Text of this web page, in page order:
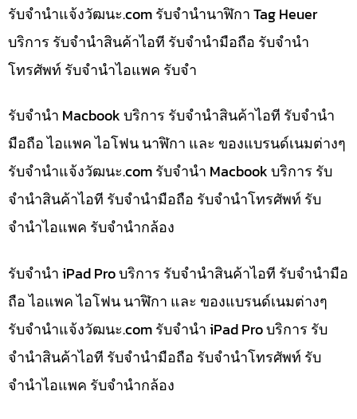
รับจํานําแจ้งวัฒนะ.com รับจำนำนาฬิกา Tag Heuer
บริการ รับจำนำสินค้าไอที รับจำนำมือถือ รับจำนำ
โทรศัพท์ รับจำนำไอแพค รับจำ
รับจำนำ Macbook บริการ รับจำนำสินค้าไอที รับจำนำ
มือถือ ไอแพค ไอโฟน นาฬิกา และ ของแบรนด์เนมต่างๆ
รับจํานําแจ้งวัฒนะ.com รับจำนำ Macbook บริการ รับ
จำนำสินค้าไอที รับจำนำมือถือ รับจำนำโทรศัพท์ รับ
จำนำไอแพค รับจำนำกล้อง
รับจำนำ iPad Pro บริการ รับจำนำสินค้าไอที รับจำนำมือ
ถือ ไอแพค ไอโฟน นาฬิกา และ ของแบรนด์เนมต่างๆ
รับจํานําแจ้งวัฒนะ.com รับจำนำ iPad Pro บริการ รับ
จำนำสินค้าไอที รับจำนำมือถือ รับจำนำโทรศัพท์ รับ
จำนำไอแพค รับจำนำกล้อง